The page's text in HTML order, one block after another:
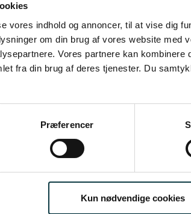
vores indhold og annoncer, til at vise dig
om din brug af vores website med
Vores partnere kan
fra din brug af deres tjenester. Du
Præferencer
Kun nødvendige cookies
kultur og adfærd og designe
fastholde og udvikle adfærd og
og adfærd i organisationen